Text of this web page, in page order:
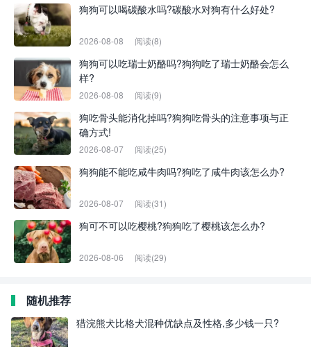
狗狗可以喝碳酸水吗?碳酸水对狗有什么好处?
2026-08-08 阅读(8)
狗狗可以吃瑞士奶酪吗?狗狗吃了瑞士奶酪会怎么
样?
2026-08-08 阅读(9)
狗吃骨头能消化掉吗?狗狗吃骨头的注意事项与正
确方式!
2026-08-07 阅读(25)
狗狗能不能吃咸牛肉吗?狗吃了咸牛肉该怎么办?
2026-08-07 阅读(31)
狗可不可以吃樱桃?狗狗吃了樱桃该怎么办?
2026-08-06 阅读(29)
随机推荐
猎浣熊犬比格犬混种优缺点及性格,多少钱一只?